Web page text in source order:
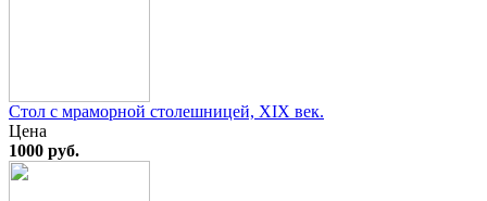
Стол с мраморной столешницей, XIX век.
Цена
1000 руб.